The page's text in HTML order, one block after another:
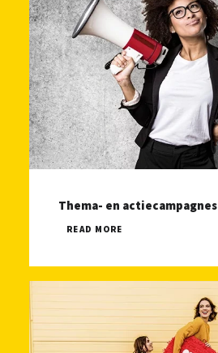
Thema- en actiecampagnes
READ MORE